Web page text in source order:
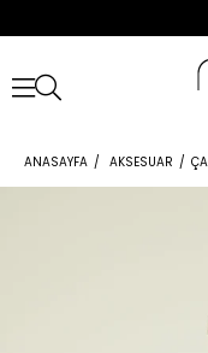
ANASAYFA AKSESUAR